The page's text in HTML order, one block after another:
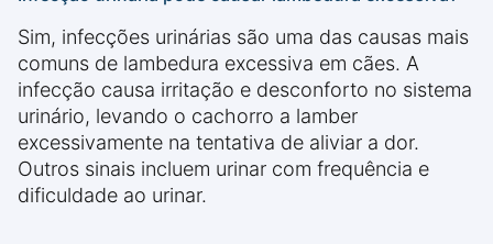
Sim, infecções urinárias são uma das causas mais
comuns de lambedura excessiva em cães. A
infecção causa irritação e desconforto no sistema
urinário, levando o cachorro a lamber
excessivamente na tentativa de aliviar a dor.
Outros sinais incluem urinar com frequência e
dificuldade ao urinar.